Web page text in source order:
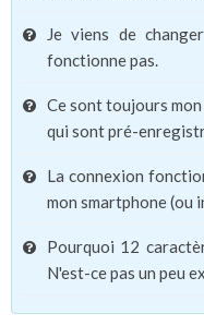
Je viens de
fonctionne pas.
Ce sont toujours mon
qui sont pré-
La connexion
mon smartphone (ou
Pourquoi 12
N'est-ce pas un peu